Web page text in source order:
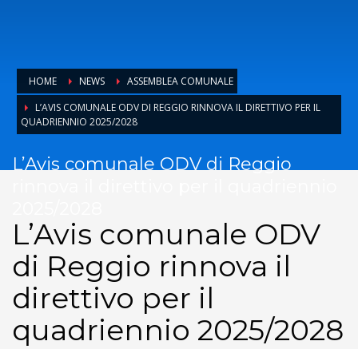
HOME NEWS
ASSEMBLEA COMUNALE
L’AVIS COMUNALE ODV DI REGGIO RINNOVA IL DIRETTIVO PER IL
QUADRIENNIO 2025/2028
L’Avis comunale ODV di Reggio
L’Avis comunale ODV
di Reggio rinnova il
direttivo per il
quadriennio 2025/2028